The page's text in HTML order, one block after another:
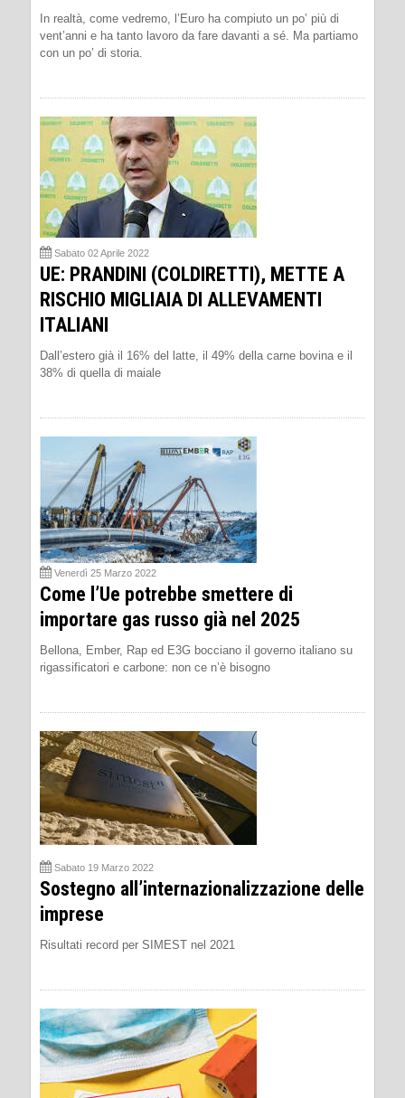
In realtà, come vedremo, l’Euro ha compiuto un po’ più di
vent’anni e ha tanto lavoro da fare davanti a sé. Ma partiamo
con un po’ di storia.
Sabato 02 Aprile 2022
UE: PRANDINI (COLDIRETTI), METTE A
RISCHIO MIGLIAIA DI ALLEVAMENTI
ITALIANI
Dall’estero già il 16% del latte, il 49% della carne bovina e il
38% di quella di maiale
Venerdì 25 Marzo 2022
Come l’Ue potrebbe smettere di
importare gas russo già nel 2025
Bellona, Ember, Rap ed E3G bocciano il governo italiano su
rigassificatori e carbone: non ce n’è bisogno
Sabato 19 Marzo 2022
Sostegno all’internazionalizzazione delle
imprese
Risultati record per SIMEST nel 2021